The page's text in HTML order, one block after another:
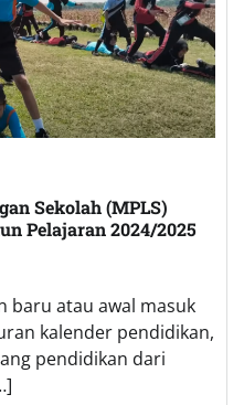
Sekolah (MPLS)
Pelajaran 2024/2025
baru atau awal masuk
kalender pendidikan,
pendidikan dari